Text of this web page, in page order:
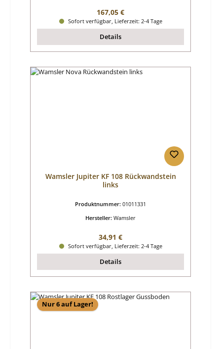
Regulärer Preis:
167,05 €
Sofort verfügbar, Lieferzeit: 2-4 Tage
Details
Wamsler Jupiter KF 108 Rückwandstein
links
Produktnummer: 01011331
Hersteller: Wamsler
Regulärer Preis:
34,91 €
Sofort verfügbar, Lieferzeit: 2-4 Tage
Details
Nur 6 auf Lager!